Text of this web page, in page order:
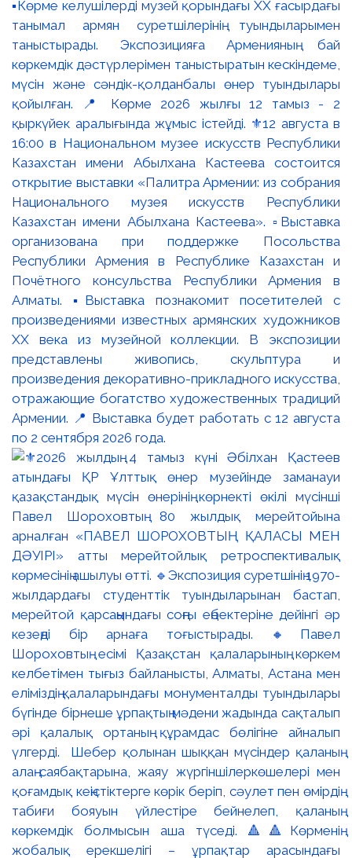
▪️Көрме келушілерді музей қорындағы ХХ ғасырдағы
танымал армян суретшілерінің туындыларымен
таныстырады. Экспозицияға Арменияның бай
көркемдік дәстүрлерімен таныстыратын кескіндеме,
мүсін және сәндік-қолданбалы өнер туындылары
қойылған. 📍 Көрме 2026 жылғы 12 тамыз - 2
қыркүйек аралығында жұмыс істейді. ⚜️12 августа в
16:00 в Национальном музее искусств Республики
Казахстан имени Абылхана Кастеева состоится
открытие выставки «Палитра Армении: из собрания
Национального музея искусств Республики
Казахстан имени Абылхана Кастеева». ▫️Выставка
организована при поддержке Посольства
Республики Армения в Республике Казахстан и
Почётного консульства Республики Армения в
Алматы. ▪️Выставка познакомит посетителей с
произведениями известных армянских художников
XX века из музейной коллекции. В экспозиции
представлены живопись, скульптура и
произведения декоративно-прикладного искусства,
отражающие богатство художественных традиций
Армении. 📍 Выставка будет работать с 12 августа
по 2 сентября 2026 года.